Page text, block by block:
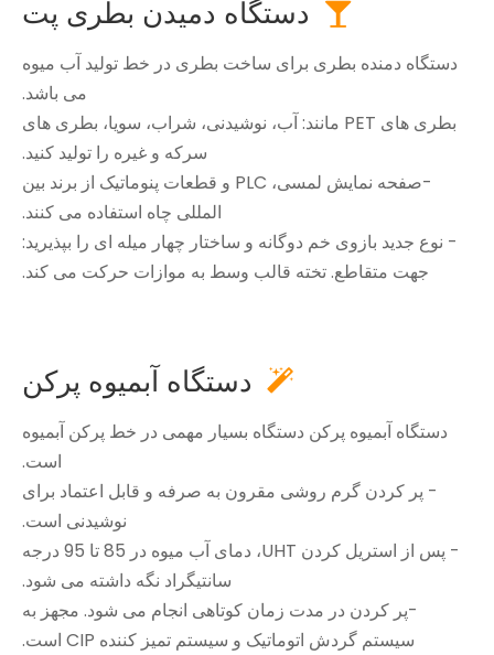
 دستگاه دمیدن بطری پت
دستگاه دمنده بطری برای ساخت بطری در خط تولید آب میوه
می باشد.
بطری های PET مانند: آب، نوشیدنی، شراب، سویا، بطری های
سرکه و غیره را تولید کنید.
-صفحه نمایش لمسی، PLC و قطعات پنوماتیک از برند بین
المللی چاه استفاده می کنند.
- نوع جدید بازوی خم دوگانه و ساختار چهار میله ای را بپذیرید:
جهت متقاطع. تخته قالب وسط به موازات حرکت می کند.
 دستگاه آبمیوه پرکن
دستگاه آبمیوه پرکن دستگاه بسیار مهمی در خط پرکن آبمیوه
است.
- پر کردن گرم روشی مقرون به صرفه و قابل اعتماد برای
نوشیدنی است.
- پس از استریل کردن UHT، دمای آب میوه در 85 تا 95 درجه
سانتیگراد نگه داشته می شود.
-پر کردن در مدت زمان کوتاهی انجام می شود. مجهز به
سیستم گردش اتوماتیک و سیستم تمیز کننده CIP است.